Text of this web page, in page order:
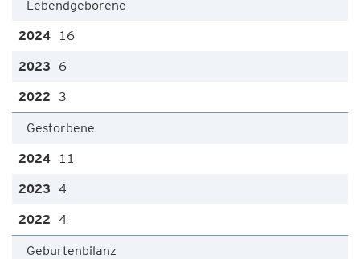
Lebendgeborene
16
6
3
Gestorbene
11
4
4
Geburtenbilanz